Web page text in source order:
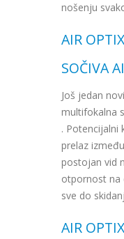
nošenju
AIR OPTIX
SOČIVA
Još jedan
multifokalna
. Potencijalni
prelaz
postojan vid
otpornost na
sve do
AIR OPTIX